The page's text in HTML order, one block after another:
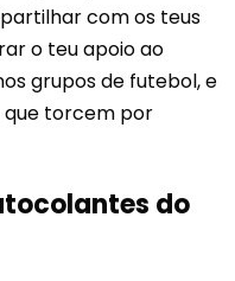
com os teus
o teu apoio ao
grupos de futebol, e
que torcem por
do